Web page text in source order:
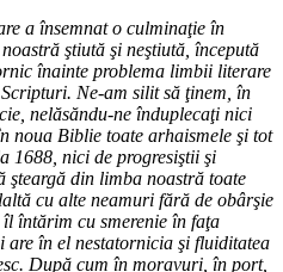
a însemnat o culminaţie în
ştiută şi neştiută, începută
înainte problema limbii literare
Ne-am silit să ţinem, în
nelăsăndu-ne înduplecaţi nici
noua Biblie toate arhaismele şi tot
1688, nici de progresiştii şi
şteargă din limba noastră toate
cu alte neamuri fără de obârşie
întărim cu smerenie în faţa
în el nestatornicia şi fluiditatea
După cum în moravuri, în port,